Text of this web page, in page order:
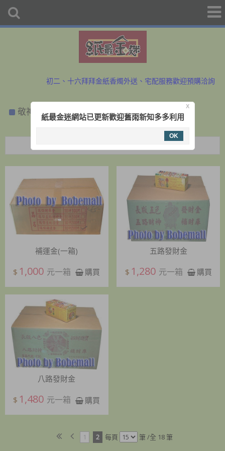
初二、十六拜拜金紙香燭外送、宅配服務歡迎預購洽詢
初二、十六拜拜金紙香燭外送、宅配服務歡迎預購洽詢
防疫勤洗手、少出門，金紙外送服務中~歡迎與小幫手洽詢
敬神發財金整件批售
補運金(一箱)
$ 1,000 元一箱 購買
五路發財金
$ 1,280 元一箱 購買
八路發財金
$ 1,480 元一箱 購買
1 2 每頁 筆 /全 18 筆
X
紙最金迷網站已更新歡迎舊雨新知多多利用
OK